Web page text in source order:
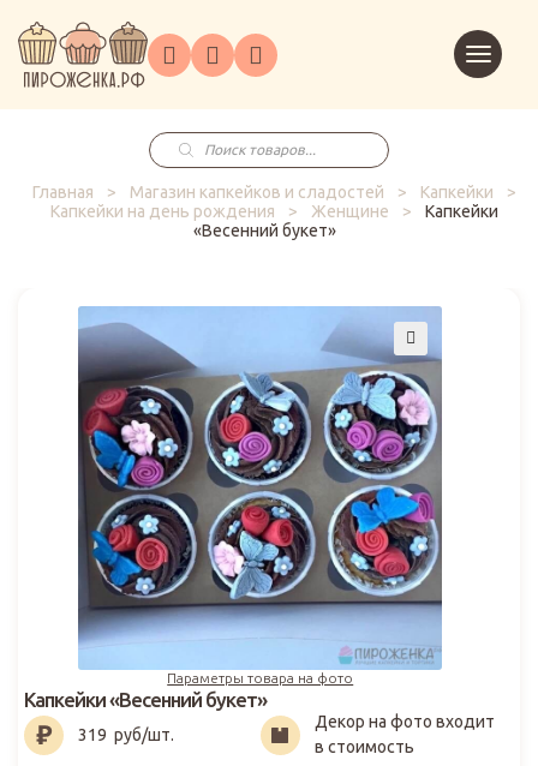
ГлавнаяКаталог
на
заказ
Праздники
Корпоративным
клиентам
в
корзину
Поиск
товаров
Главная
> Магазин капкейков и сладостей > Капкейки
>
Капкейки на день рождения
> Женщине >
Капкейки
«Весенний букет»
Параметры товара на фото
319₽
Капкейки «Весенний букет»
319 руб/шт.
Декор на фото входит
в стоимость